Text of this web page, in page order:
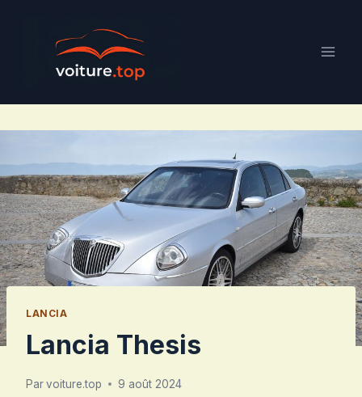
LANCIA
Lancia Thesis
Parvoiture.top 9 août 2024